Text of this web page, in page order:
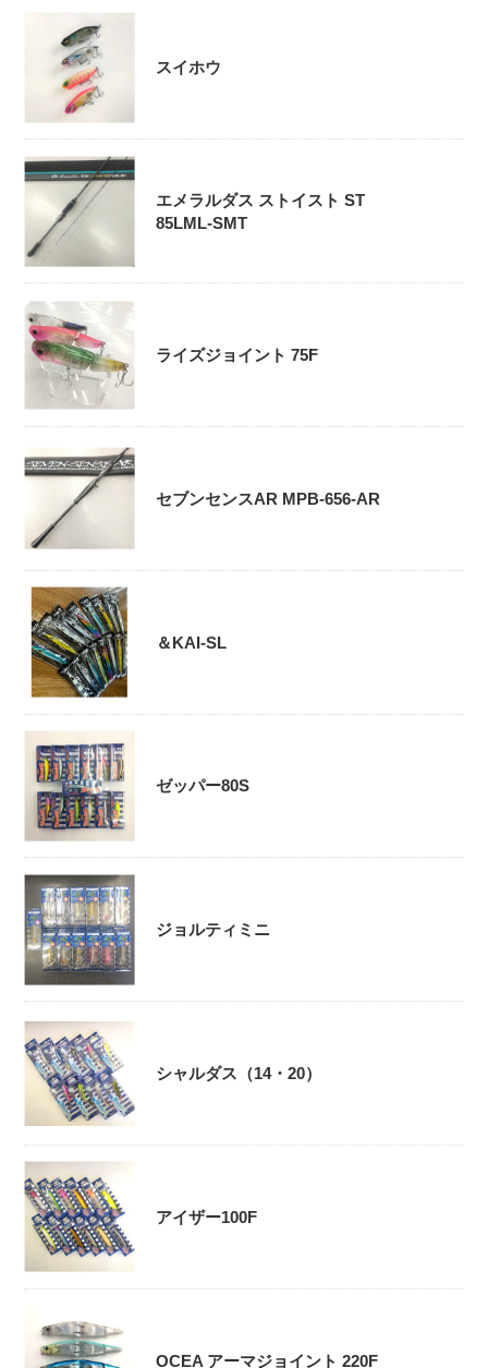
スイホウ
エメラルダス ストイスト ST
85LML-SMT
ライズジョイント 75F
セブンセンスAR MPB-656-AR
＆KAI-SL
ゼッパー80S
ジョルティミニ
シャルダス（14・20）
アイザー100F
OCEA アーマジョイント 220F